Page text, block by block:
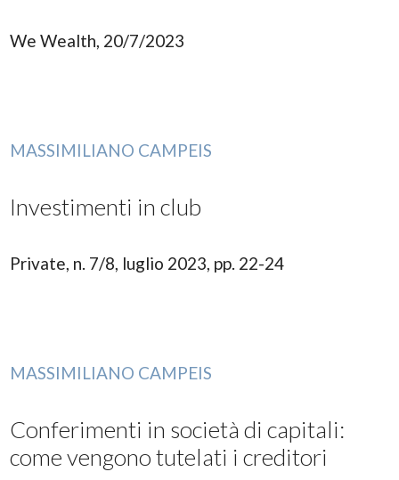
We Wealth, 20/7/2023
MASSIMILIANO CAMPEIS
Investimenti in club
Private, n. 7/8, luglio 2023, pp. 22-24
MASSIMILIANO CAMPEIS
Conferimenti in società di capitali:
come vengono tutelati i creditori